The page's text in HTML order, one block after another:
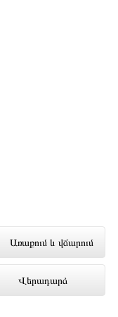
Առաքում և վճարում
Վերադարձ
14
A)
առցանց